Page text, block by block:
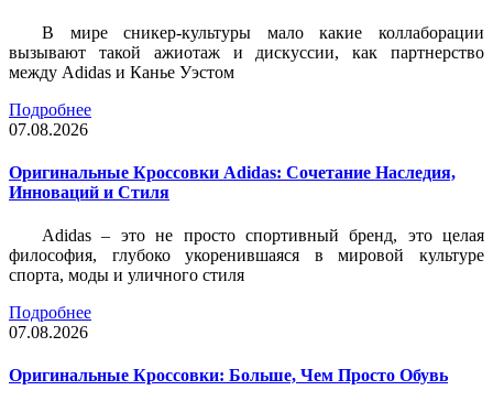
В мире сникер-культуры мало какие коллаборации
вызывают такой ажиотаж и дискуссии, как партнерство
между Adidas и Канье Уэстом
Подробнее
07.08.2026
Оригинальные Кроссовки Adidas: Сочетание Наследия,
Инноваций и Стиля
Adidas – это не просто спортивный бренд, это целая
философия, глубоко укоренившаяся в мировой культуре
спорта, моды и уличного стиля
Подробнее
07.08.2026
Оригинальные Кроссовки: Больше, Чем Просто Обувь